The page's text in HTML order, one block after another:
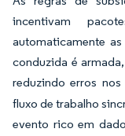
incentivam
automaticamente
conduzida é
reduzindo erros nos
fluxo de trabalho
evento rico em